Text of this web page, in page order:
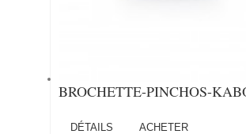
BROCHETTE-PINCHOS-
DÉTAILS ACHETER